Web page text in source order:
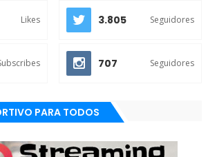
Likes 3.805 Seguidores
707 Seguidores
PARA TODOS